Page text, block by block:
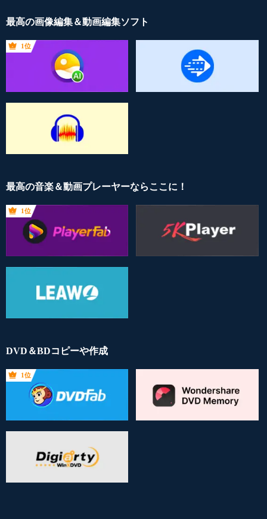
最高の画像編集＆動画編集ソフト
1位
最高の音楽＆動画プレーヤーならここに！
1位
DVD＆BDコピーや作成
1位